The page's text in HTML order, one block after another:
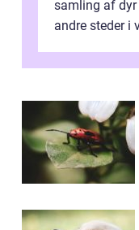
samling af dyr
andre steder i